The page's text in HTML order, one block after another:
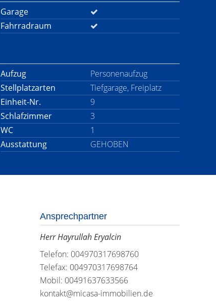
Garage
Fahrradraum
Aufzug
Personenaufzug
Stellplatzarten
Tiefgarage, Freiplatz
Einheit-Nr.
9
Schlafzimmer
3
WC
1
Ausstattung GEHOBEN
Ansprechpartner
Herr Hayrullah Eryalcin
Telefon: 004970317698760
Telefax: 004970317698764
Mobil: 00491637633566
kontakt@micasa-immobilien.de